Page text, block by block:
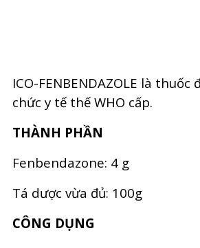
ICO-FENBENDAZOLE là
chức y tế thế WHO cấp.
THÀNH PHẦN
Fenbendazone: 4 g
Tá dược vừa đủ: 100g
CÔNG DỤNG